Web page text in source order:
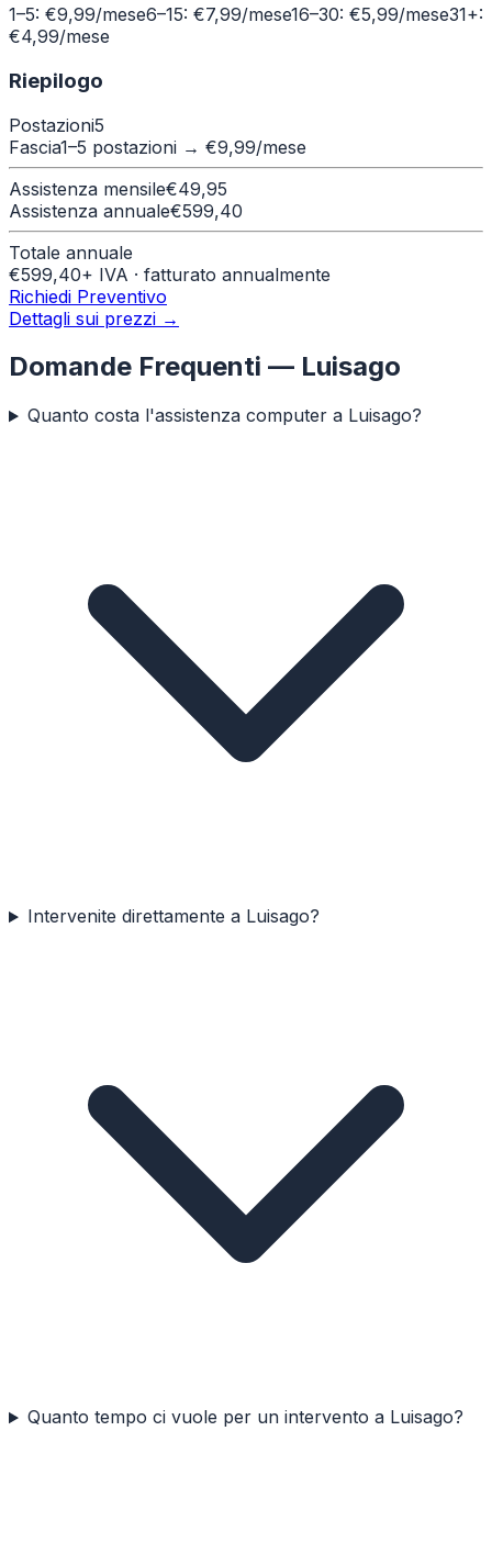
1–5: €9,99/mese6–15: €7,99/mese16–30: €5,99/mese31+:
€4,99/mese
Riepilogo
Postazioni5
Fascia1–5 postazioni → €9,99/mese
Assistenza mensile€49,95
Assistenza annuale€599,40
Totale annuale
€599,40+ IVA · fatturato annualmente
Richiedi Preventivo
Dettagli sui prezzi →
Domande Frequenti — Luisago
Quanto costa l'assistenza computer a Luisago?
Intervenite direttamente a Luisago?
Quanto tempo ci vuole per un intervento a Luisago?